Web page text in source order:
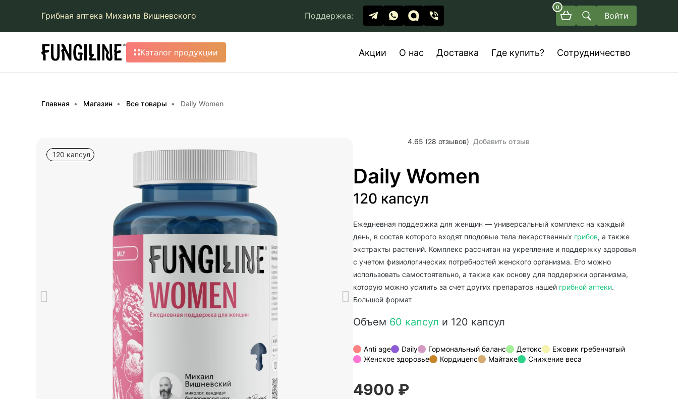
Грибная аптека Михаила Вишневского Поддержка:
0
Войти
Каталог продукции Акции О нас Доставка Где купить? Сотрудничество
Главная Магазин Все товары Daily Women
120 капсул
4.65 (28 отзывов) Добавить отзыв
Daily Women
120 капсул
Ежедневная поддержка для женщин — универсальный комплекс на каждый
день, в состав которого входят плодовые тела лекарственных грибов, а также
экстракты растений. Комплекс рассчитан на укрепление и поддержку здоровья
с учетом физиологических потребностей женского организма. Его можно
использовать самостоятельно, а также как основу для поддержки организма,
которую можно усилить за счет других препаратов нашей грибной аптеки.
Большой формат
Объем 60 капсул и 120 капсул
Anti age Daily Гормональный баланс Детокс
Ежовик гребенчатый
Женское здоровье
Кордицепс Майтаке Снижение веса
4900 ₽